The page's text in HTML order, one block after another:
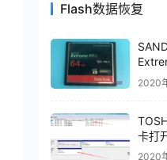
Flash数据恢复
储卡
2020
卡打
化,磁
2020